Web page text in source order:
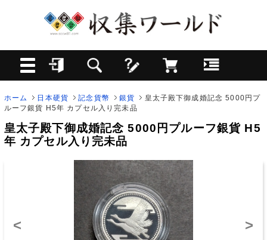
ホーム 日本硬貨 記念貨幣 銀貨
皇太子殿下御成婚記念 5000円プ
ルーフ銀貨 H5年 カプセル入り完未品
皇太子殿下御成婚記念 5000円プルーフ銀貨 H5
年 カプセル入り完未品
< >